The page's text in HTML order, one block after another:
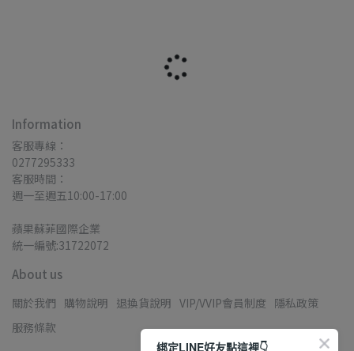
Information
客服專線：
0277295333
客服時間：
週一至週五10:00-17:00
蘋果蘇菲國際企業
統一編號:31722072
About us
關於我們 購物說明 退換貨說明 VIP/VVIP會員制度 隱私政策
服務條款
綁定LINE好友點這裡👇